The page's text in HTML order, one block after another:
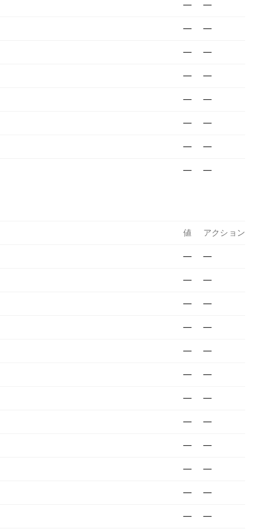
— —
— —
— —
— —
— —
— —
— —
— —
値 アクション
— —
— —
— —
— —
— —
— —
— —
— —
— —
— —
— —
— —